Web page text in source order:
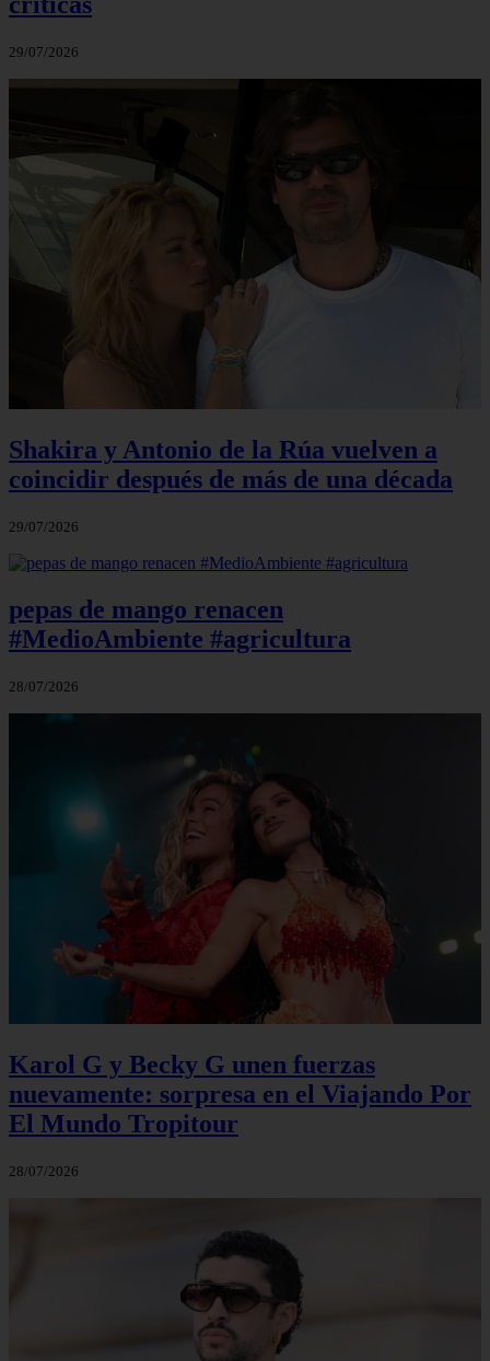
29/07/2026
Shakira y Antonio de la Rúa vuelven a
coincidir después de más de una década
29/07/2026
pepas de mango renacen
#MedioAmbiente #agricultura
28/07/2026
Karol G y Becky G unen fuerzas
nuevamente: sorpresa en el Viajando Por
El Mundo Tropitour
28/07/2026